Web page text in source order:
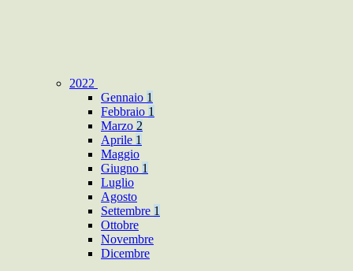
2022
Gennaio 1
Febbraio 1
Marzo 2
Aprile 1
Maggio
Giugno 1
Luglio
Agosto
Settembre 1
Ottobre
Novembre
Dicembre